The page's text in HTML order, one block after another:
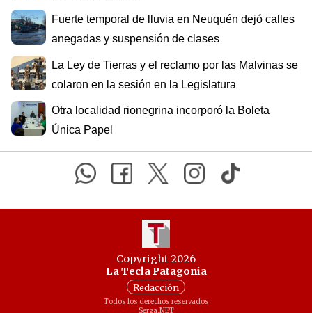
Fuerte temporal de lluvia en Neuquén dejó calles
anegadas y suspensión de clases
La Ley de Tierras y el reclamo por las Malvinas se
colaron en la sesión en la Legislatura
Otra localidad rionegrina incorporó la Boleta
Única Papel
Copyright 2026
La Tecla Patagonia
Redacción
Todos los derechos reservados
Serga.NET